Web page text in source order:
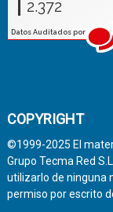
COPYRIGHT
©1999-2025 El
Grupo Tecma Red
utilizarlo de ninguna
permiso por escrito